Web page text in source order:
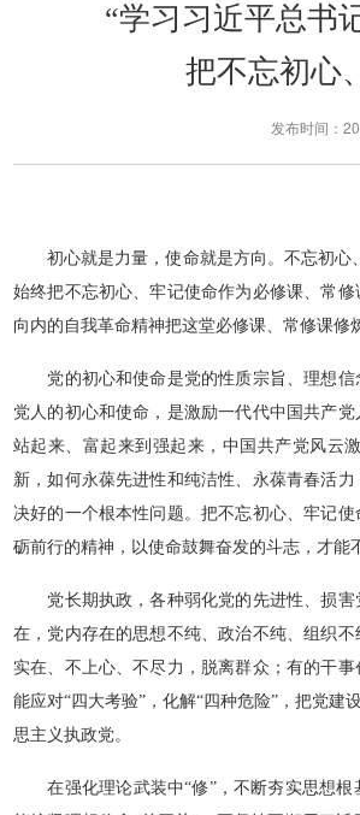
“学习习近平总书
把不忘初心
发布时间：
初心就是力量，使命就是方向。不忘初心
始终把不忘初心、牢记使命作为必修课、常
向内的自我革命精神把这堂必修课、常修课修
党的初心和使命是党的性质宗旨、理想信
党人的初心和使命，是激励一代代中国共产
站起来、富起来到强起来，中国共产党风云
新，如何永葆先进性和纯洁性、永葆青春活
决好的一个根本性问题。把不忘初心、牢记
砺前行的精神，以使命鼓舞奋发的斗志，才能
党长期执政，各种弱化党的先进性、损害
在，党内存在的思想不纯、政治不纯、组织
实在、不上心、不尽力，脱离群众；有的干
能应对“四大考验”，化解“四种危险”，把党
思主义执政党。
在强化理论武装中“修”，不断夯实思想根